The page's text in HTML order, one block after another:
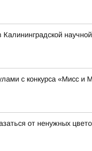
с конкурса «Мисс и
от ненужных